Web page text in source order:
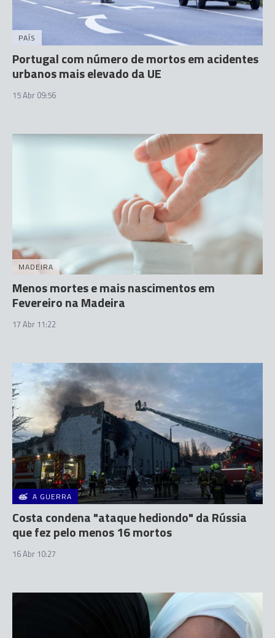
PAÍS
Portugal com número de mortos em acidentes
urbanos mais elevado da UE
15 Abr 09:56
MADEIRA
Menos mortes e mais nascimentos em
Fevereiro na Madeira
17 Abr 11:22
A GUERRA
Costa condena "ataque hediondo" da Rússia
que fez pelo menos 16 mortos
16 Abr 10:27